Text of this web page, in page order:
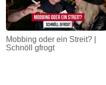
Mobbing oder ein Streit? |
Schnöll gfrogt